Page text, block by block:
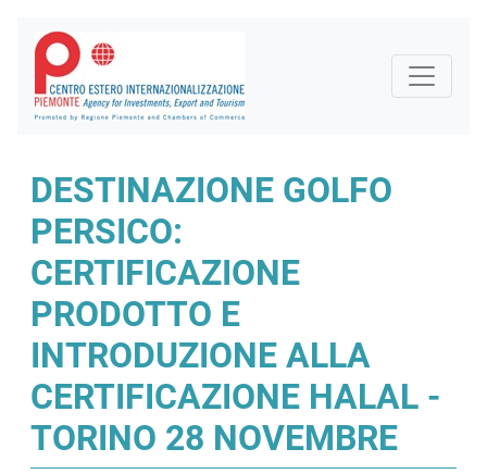
DESTINAZIONE GOLFO
PERSICO:
CERTIFICAZIONE
PRODOTTO E
INTRODUZIONE ALLA
CERTIFICAZIONE HALAL -
TORINO 28 NOVEMBRE